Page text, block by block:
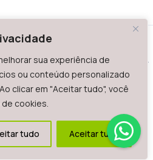
sua experiência de
ou conteúdo personalizado
clicar em "Aceitar tudo", você
cookies.
tudo Aceitar tudo
lojas 1 a 7, Belo Horizonte, MG -
30.110-013
| CNPJ: 06.036.939/0001-92
2023.
É vetada a reprodução, total
deste website.